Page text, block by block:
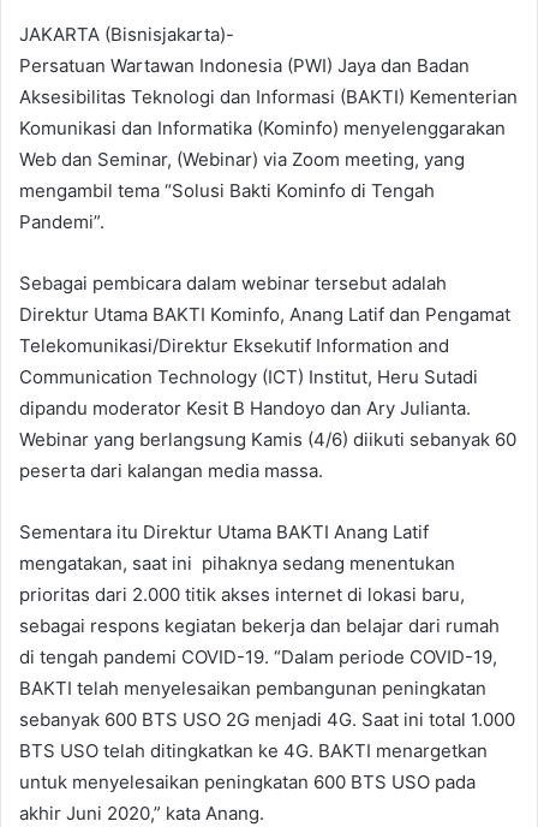
JAKARTA (Bisnisjakarta)-
Persatuan Wartawan Indonesia (PWI) Jaya dan Badan
Aksesibilitas Teknologi dan Informasi (BAKTI) Kementerian
Komunikasi dan Informatika (Kominfo) menyelenggarakan
Web dan Seminar, (Webinar) via Zoom meeting, yang
mengambil tema “Solusi Bakti Kominfo di Tengah
Pandemi”.
Sebagai pembicara dalam webinar tersebut adalah
Direktur Utama BAKTI Kominfo, Anang Latif dan Pengamat
Telekomunikasi/Direktur Eksekutif Information and
Communication Technology (ICT) Institut, Heru Sutadi
dipandu moderator Kesit B Handoyo dan Ary Julianta.
Webinar yang berlangsung Kamis (4/6) diikuti sebanyak 60
peserta dari kalangan media massa.
Sementara itu Direktur Utama BAKTI Anang Latif
mengatakan, saat ini pihaknya sedang menentukan
prioritas dari 2.000 titik akses internet di lokasi baru,
sebagai respons kegiatan bekerja dan belajar dari rumah
di tengah pandemi COVID-19. “Dalam periode COVID-19,
BAKTI telah menyelesaikan pembangunan peningkatan
sebanyak 600 BTS USO 2G menjadi 4G. Saat ini total 1.000
BTS USO telah ditingkatkan ke 4G. BAKTI menargetkan
untuk menyelesaikan peningkatan 600 BTS USO pada
akhir Juni 2020,” kata Anang.